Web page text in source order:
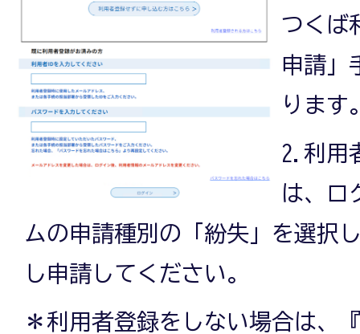
つくば
申請」
ります
2.利用
は、ロ
ムの申請種別の「紛失」を選択
し申請してください。
＊利用者登録をしない場合は、